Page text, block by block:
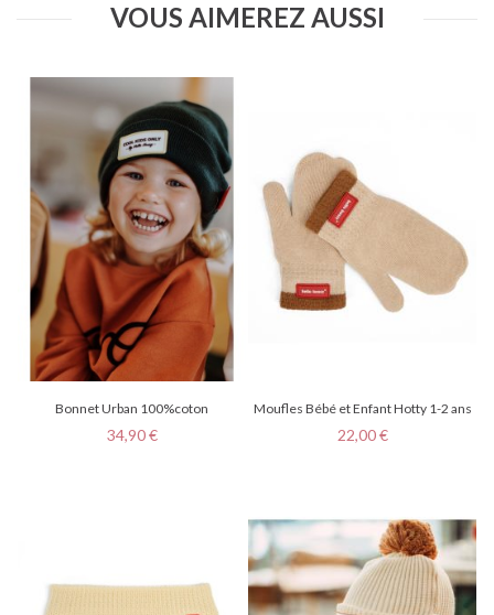
VOUS AIMEREZ AUSSI
Bonnet Urban 100%coton
Prix
34,90 €
Moufles Bébé et Enfant Hotty 1-2 ans
Prix
22,00 €